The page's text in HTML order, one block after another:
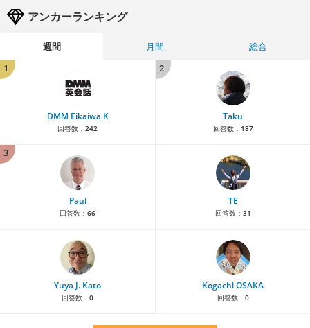
アンカーランキング
週間 月間
総合
1
DMM Eikaiwa K
回答数： 242
2
Taku
回答数： 187
3
Paul
回答数： 66
TE
回答数： 31
Yuya J. Kato
回答数： 0
Kogachi OSAKA
回答数： 0